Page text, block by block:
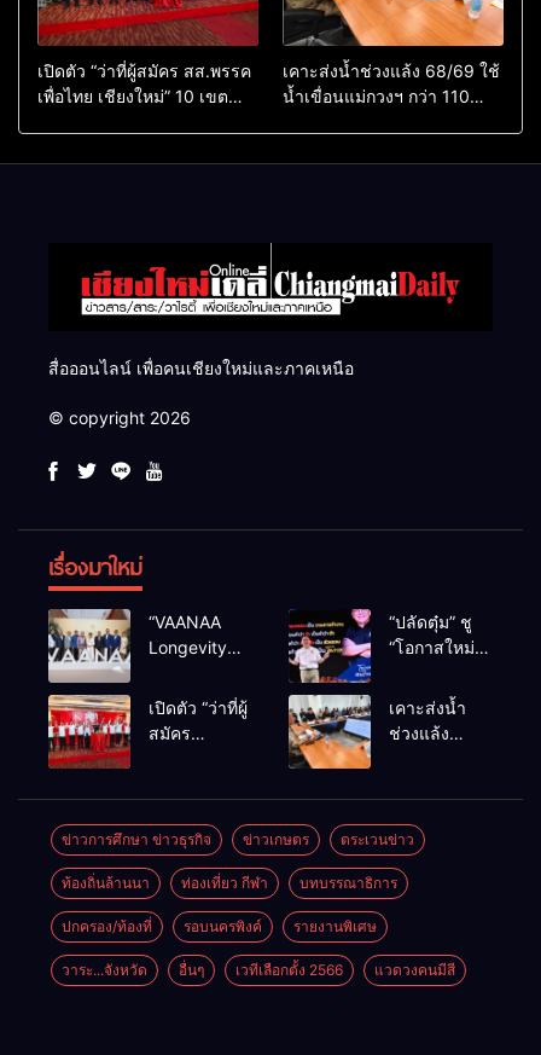
เปิดตัว “ว่าที่ผู้สมัคร สส.พรรค
เพื่อไทย เชียงใหม่” 10 เขต
เคาะส่งน้ำช่วงแล้ง 68/69 ใช้
น้ำเขื่อนแม่กวงฯ กว่า 110
สื่อออนไลน์ เพื่อคนเชียงใหม่และภาคเหนือ
© copyright 2026
เรื่องมาใหม่
“VAANAA
Longevity
ศูนย์สุขภาพ
ไฮเอนต์ใหญ่
“ปลัดตุ๋ม” ชู
“โอกาสใหม่”
สู่ทางออก
ประเทศ ไม่ใช่
เปิดตัว “ว่าที่ผู้
สมัคร
เขตครบ ย้ำจะ
กลับมาทวง
เก้าอี้คืน
เคาะส่งน้ำ
ช่วงแล้ง
ลบ.ม. ให้
เกษตรกว่า 1
แสนไร่
ข่าวการศึกษา ข่าวธุรกิจ ข่าวเกษตร ตระเวนข่าว
ท้องถิ่นล้านนา ท่องเที่ยว กีฬา บทบรรณาธิการ
ปกครอง/ท้องที่ รอบนครพิงค์ รายงานพิเศษ
วาระ...จังหวัด อื่นๆ เวทีเลือกตั้ง 2566 แวดวงคนมีสี